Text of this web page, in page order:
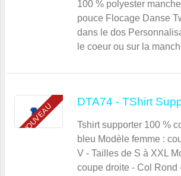
100 % polyester
pouce Flocage Danse
dans le dos
le coeur ou sur la
NOUVEAU
DTA74 - TShirt
Tshirt supporter 100 %
bleu Modèle femme :
V - Tailles de S à XXL
coupe droite - Col Rond